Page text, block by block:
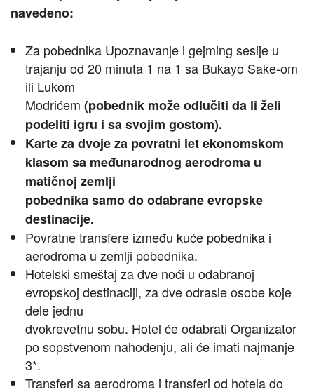
navedeno:
Za pobednika Upoznavanje i gejming sesije u
trajanju od 20 minuta 1 na 1 sa Bukayo Sake-om
ili Lukom
Modrićem (pobednik može odlučiti da li želi
podeliti igru i sa svojim gostom).
Karte za dvoje za povratni let ekonomskom
klasom sa međunarodnog aerodroma u
matičnoj zemlji
pobednika samo do odabrane evropske
destinacije.
Povratne transfere između kuće pobednika i
aerodroma u zemlji pobednika.
Hotelski smeštaj za dve noći u odabranoj
evropskoj destinaciji, za dve odrasle osobe koje
dele jednu
dvokrevetnu sobu. Hotel će odabrati Organizator
po sopstvenom nahođenju, ali će imati najmanje
3*.
Transferi sa aerodroma i transferi od hotela do